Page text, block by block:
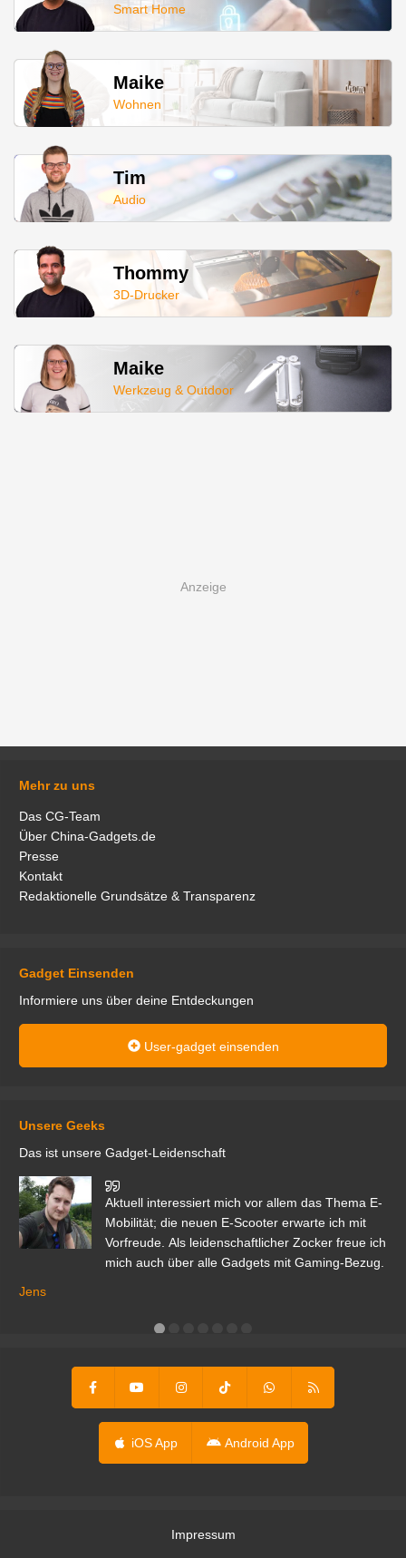
Smart Home
Maike
Wohnen
Tim
Audio
Thommy
3D-Drucker
Maike
Werkzeug & Outdoor
Mehr zu uns
Das CG-Team
Über China-Gadgets.de
Presse
Kontakt
Redaktionelle Grundsätze & Transparenz
Gadget Einsenden
Informiere uns über deine Entdeckungen
User-gadget einsenden
Unsere Geeks
Das ist unsere Gadget-Leidenschaft
Aktuell interessiert mich vor allem das Thema E-
Mobilität; die neuen E-Scooter erwarte ich mit
Vorfreude. Als leidenschaftlicher Zocker freue ich
mich auch über alle Gadgets mit Gaming-Bezug.
Jens
iOS App Android App
Impressum